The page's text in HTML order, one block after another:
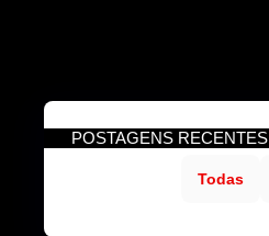
POSTAGENS RECENTES
Todas